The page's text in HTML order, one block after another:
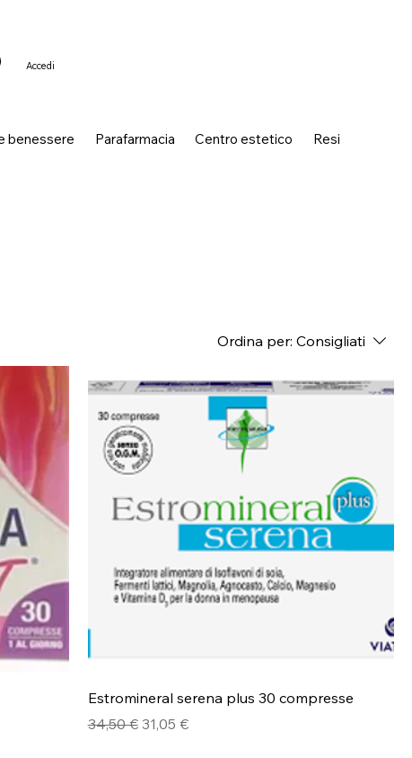
benessere Parafarmacia Centro estetico Resi
Accedi
Ordina per: Consigliati
Estromineral serena plus 30 compresse
Prezzo regolare
34,50 € Prezzo scontato
31,05 €